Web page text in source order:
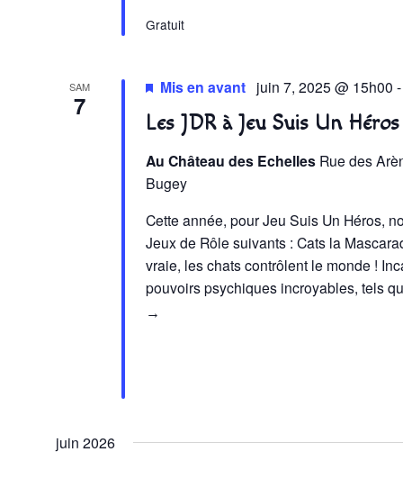
Gratuit
SAM
7
Les JDR à Jeu Suis Un
Mis en avant juin 7, 2025 @ 15h00
Au Château des Echelles Rue des
Bugey
Cette année, pour Jeu Suis Un Héros,
Jeux de Rôle suivants : Cats la
vraie, les chats contrôlent le monde !
pouvoirs psychiques incroyables, tels
→
juin 2026